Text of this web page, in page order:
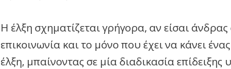
Η έλξη σχηματίζεται γρήγορα, αν είσαι
επικοινωνία και το μόνο που έχει να κάνει
έλξη, μπαίνοντας σε μία διαδικασία